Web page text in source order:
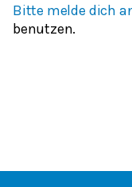
Bitte melde dich
benutzen.